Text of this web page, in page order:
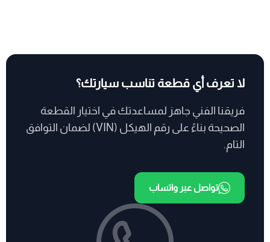
لا تعرف أي قطعة تناسب سيارتك؟
فريقنا الفني جاهز لمساعدتك في اختيار القطعة
الصحيحة بناءً على رقم الهيكل (VIN) لضمان التوافق
التام.
تواصل عبر واتساب